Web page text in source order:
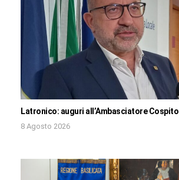
Latronico: auguri all’Ambasciatore Cospito
8 Agosto 2026